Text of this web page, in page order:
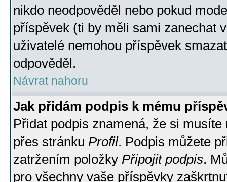
nikdo neodpověděl nebo pokud
příspěvek (ti by měli sami zanechat
uživatelé nemohou příspěvek
odpověděl.
Návrat nahoru
Jak přidám podpis k mému
Přidat podpis znamená, že si
přes stránku Profil. Podpis můžete
zatržením položky Připojit podpis.
pro všechny vaše příspěvky